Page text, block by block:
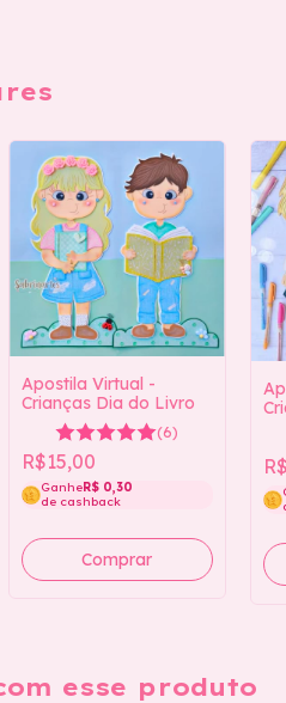
Apostila Virtual -
Crianças Dia do Livro
(6)
R$15,00
GanheR$ 0,30
de cashback
esse produto